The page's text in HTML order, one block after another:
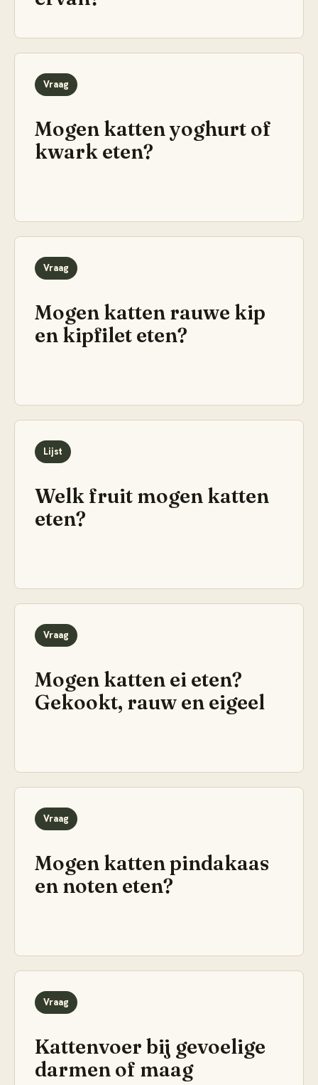
Vraag
Mogen katten yoghurt of
kwark eten?
Vraag
Mogen katten rauwe kip
en kipfilet eten?
Lijst
Welk fruit mogen katten
eten?
Vraag
Mogen katten ei eten?
Gekookt, rauw en eigeel
Vraag
Mogen katten pindakaas
en noten eten?
Vraag
Kattenvoer bij gevoelige
darmen of maag